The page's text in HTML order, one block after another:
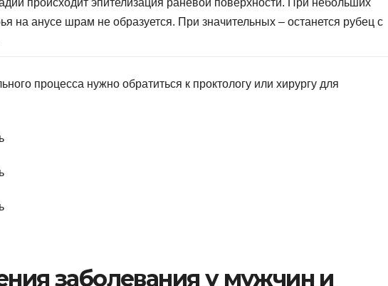
происходит эпителизация раневой поверхности. При небольших
на анусе шрам не образуется. При значительных – останется рубец с
процесса нужно обратиться к проктологу или хирургу для
заболевания у мужчин и